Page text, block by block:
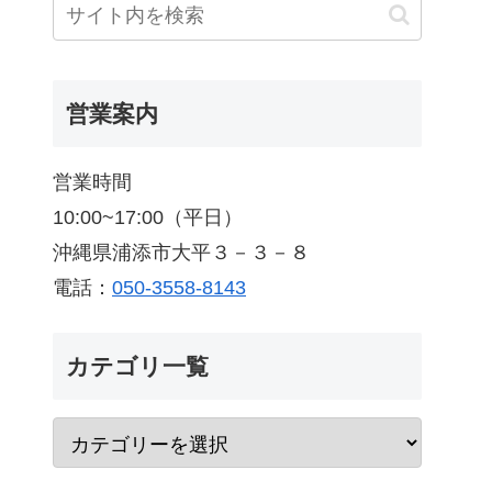
営業案内
営業時間
10:00~17:00（平日）
沖縄県浦添市大平３－３－８
電話： 050-3558-8143
カテゴリ一覧